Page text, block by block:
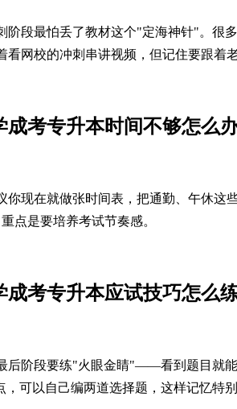
阶段最怕丢了教材这个"定海神针"。很
看网校的冲刺串讲视频，但记住要跟着
成考专升本时间不够怎么
你现在就做张时间表，把通勤、午休
点是要培养考试节奏感。
成考专升本应试技巧怎么
后阶段要练"火眼金睛"——看到题目就
可以自己编两道选择题，这样记忆特别